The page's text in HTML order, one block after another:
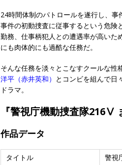
24時間体制のパトロールを遂行し、事
事件の初動捜査に従事するという危険
勤務、仕事柄犯人との遭遇率が高いた
にも肉体的にも過酷な任務だ。
そんな任務を淡々とこなすクールな性
洋平（赤井英和） とコンビを組んで日
ドラマ。
『警視庁機動捜査隊216Ⅴ
作品データ
タイトル 警視